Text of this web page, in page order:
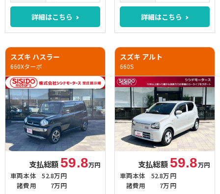
詳細はこちら 詳細はこちら
スズキ ハスラー
660Xターボ
支払総額 59.8万円
車両本体
52.8万円
諸費用
7万円
スズキ アルト
660S
支払総額 59.8万円
車両本体
52.8万円
諸費用
7万円